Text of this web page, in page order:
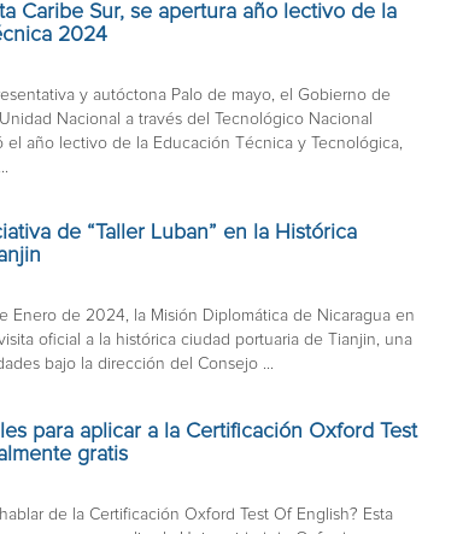
Caribe Sur, se apertura año lectivo de la
2024
y autóctona Palo de mayo, el Gobierno de
Nacional a través del Tecnológico Nacional
el año lectivo de la Educación Técnica y Tecnológica,
de “Taller Luban” en la Histórica
Enero de 2024, la Misión Diplomática de Nicaragua en
oficial a la histórica ciudad portuaria de Tianjin, una
bajo la dirección del Consejo ...
para aplicar a la Certificación Oxford Test
gratis
de la Certificación Oxford Test Of English? Esta